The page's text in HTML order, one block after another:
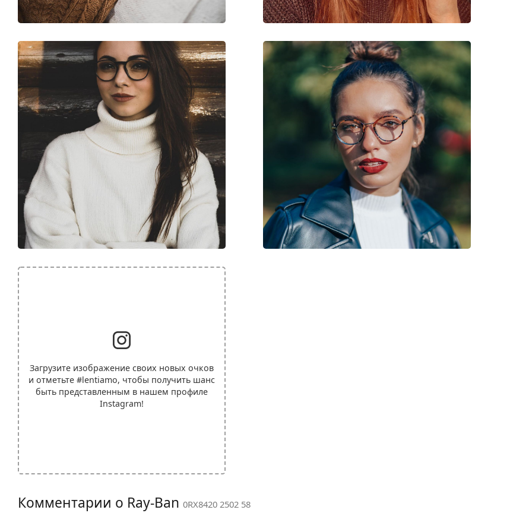
Код:
0RX8420 2502 58
Загрузите изображение своих новых очков
и отметьте #lentiamo, чтобы получить шанс
быть представленным в нашем профиле
Instagram!
Комментарии о Ray-Ban 0RX8420 2502 58